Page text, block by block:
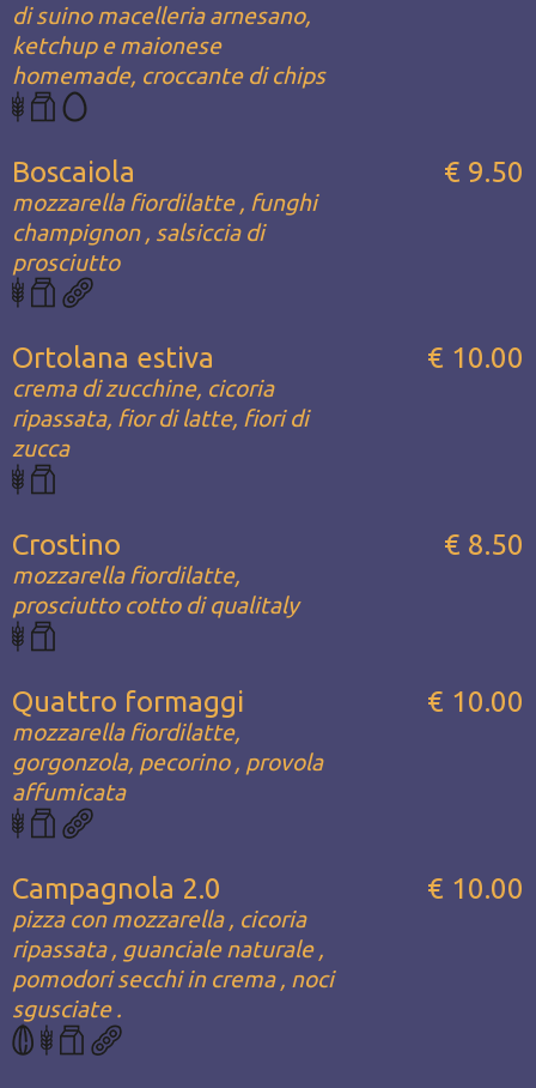
di suino macelleria arnesano,
ketchup e maionese
homemade, croccante di chips
Boscaiola
mozzarella fiordilatte , funghi
champignon , salsiccia di
prosciutto
€ 9.50
Ortolana estiva
crema di zucchine, cicoria
ripassata, fior di latte, fiori di
zucca
€ 10.00
Crostino
mozzarella fiordilatte,
prosciutto cotto di qualitaly
€ 8.50
Quattro formaggi
mozzarella fiordilatte,
gorgonzola, pecorino , provola
affumicata
€ 10.00
Campagnola 2.0
pizza con mozzarella , cicoria
ripassata , guanciale naturale ,
pomodori secchi in crema , noci
sgusciate .
€ 10.00